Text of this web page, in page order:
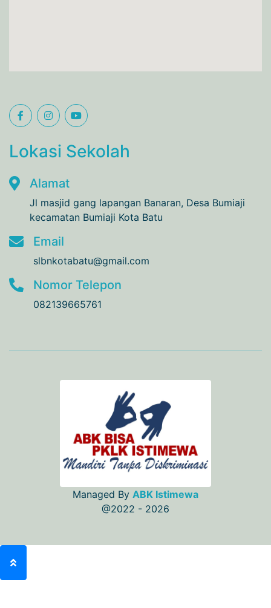
Lokasi Sekolah
Alamat
Jl masjid gang lapangan Banaran, Desa Bumiaji
kecamatan Bumiaji Kota Batu
Email
slbnkotabatu@gmail.com
Nomor Telepon
082139665761
Managed By ABK Istimewa
@2022 - 2026